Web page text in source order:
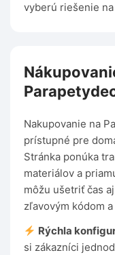
vyberú riešenie
Nakupovanie na
prístupné pre
Stránka ponúka
materiálov a
môžu ušetriť čas
zľavovým kódom
Rýchla
si zákazníci